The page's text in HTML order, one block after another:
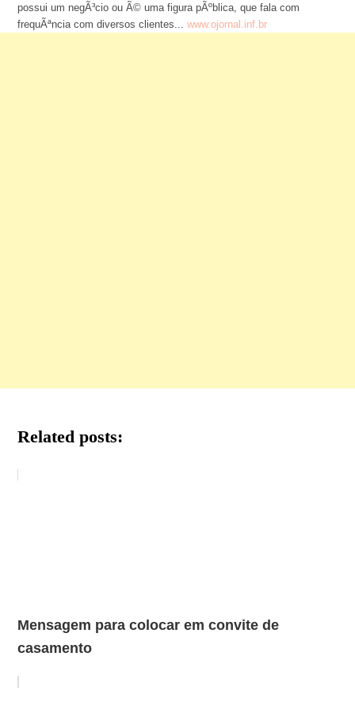
possui um negÃ³cio ou Ã© uma figura pÃºblica, que fala com
frequÃªncia com diversos clientes... www.ojornal.inf.br
Related posts:
Mensagem para colocar em convite de
casamento